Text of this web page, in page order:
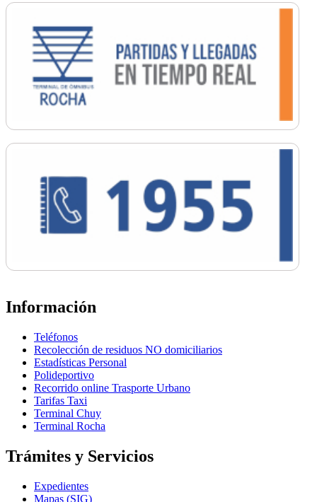
Información
Teléfonos
Recolección de residuos NO domiciliarios
Estadísticas Personal
Polideportivo
Recorrido online Trasporte Urbano
Tarifas Taxi
Terminal Chuy
Terminal Rocha
Trámites y Servicios
Expedientes
Mapas (SIG)